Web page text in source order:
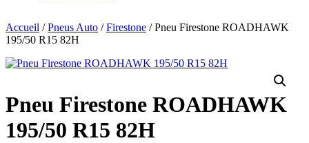
Accueil /Pneus Auto /Firestone / Pneu Firestone ROADHAWK
195/50 R15 82H
Pneu Firestone ROADHAWK
195/50 R15 82H